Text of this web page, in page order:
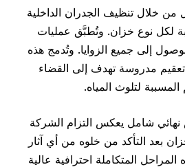
تنظيف الجدران الداخلية
نوع خزان. وتُطبَّق عمليات
إلى جميع الزوايا. وتُدمج هذه
مدروسة تهدف إلى القضاء
لتلوث المياه.
شامل يعكس التزام الشركة
بعد التأكد من خلوه من أي آثار
المتكاملة احترافية عالية